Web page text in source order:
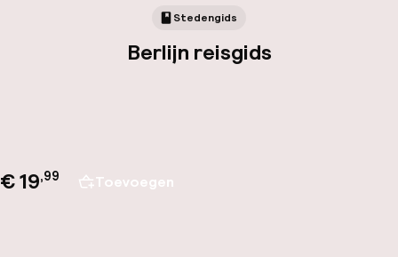
Stedengids
Berlijn reisgids
€ 19,99 Toevoegen